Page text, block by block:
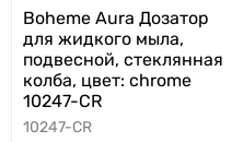
Boheme Aura Дозатор
для жидкого мыла,
подвесной, стеклянная
колба, цвет: chrome
10247-CR
10247-CR